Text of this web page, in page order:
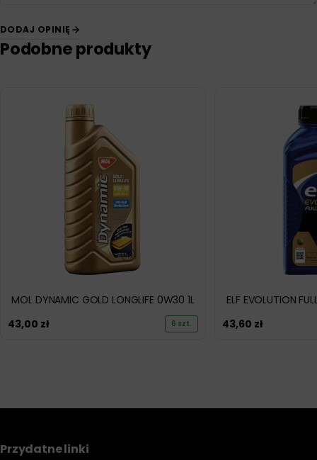
DODAJ OPINIĘ
Podobne produkty
MOL DYNAMIC GOLD LONGLIFE 0W30 1L
43,00 zł 6 szt.
ELF EVOLUTION
43,60 zł
Przydatne linki